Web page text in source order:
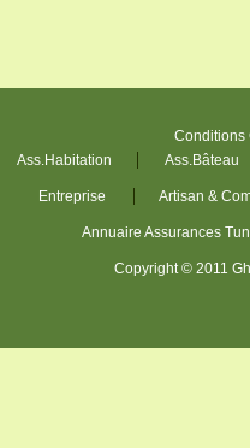
Conditions
Ass.Habitation Ass.Bâteau
Entreprise Artisan &
Annuaire Assurances
Copyright © 2011